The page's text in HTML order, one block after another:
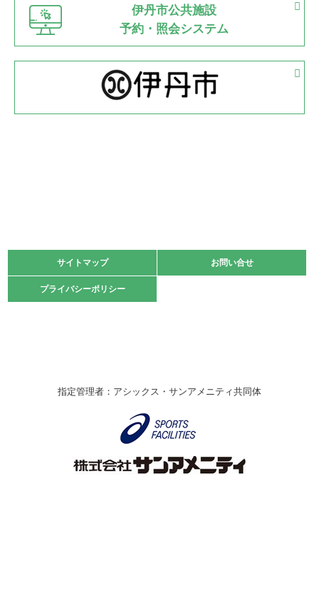
2022.06.12
県知事杯争奪バレーボール大会が開催
緑ケ丘体育館
2022.05.05
体育協会長杯 バドミントン競技の部
2022.05.22
緑ケ丘体育館
2021.10.23
卓球選手権大会ラージボールの部開催☆
伊丹市総合体育大会 バレーボール大会が開催されました
なわとびイベントを開催しました！
伊丹市公共施設
予約・照会システム
サイトマップ お問い合せ
プライバシーポリシー
サイトマップ お問い合せ
プライバシーポリシー
指定管理者：アシックス・サンアメニティ共同体